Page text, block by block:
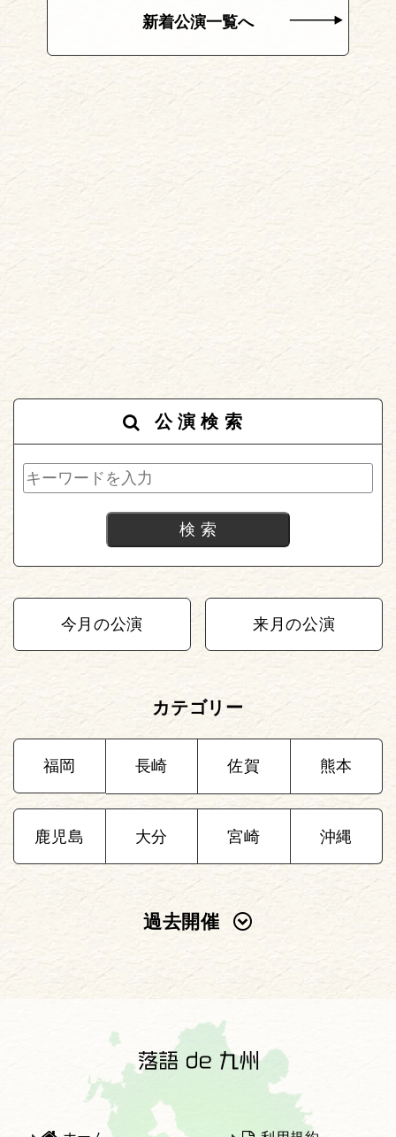
新着公演一覧へ
公演検索
今月の公演 来月の公演
カテゴリー
福岡 長崎 佐賀 熊本
鹿児島 大分 宮崎 沖縄
過去開催
2025年
2022年
2021年 2020年